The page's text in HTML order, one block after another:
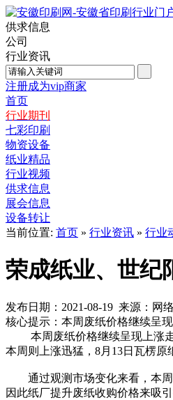
供求信息
公司
行业资讯
注册成为vip商家
首页
行业期刊
七彩印刷
物资设备
纸业精品
行业视频
供求信息
展会信息
设备转让
当前位置: 首页 » 行业资讯 » 行业
荣成纸业、世纪
发布日期：2021-08-19 来源：网
核心提示：本周废纸价格继续呈
本周废纸价格继续呈现上涨走
本周则上涨迅猛，8月13日瓦楞原
通过观测市场变化来看，本周
因此纸厂提升废纸收购价格来吸